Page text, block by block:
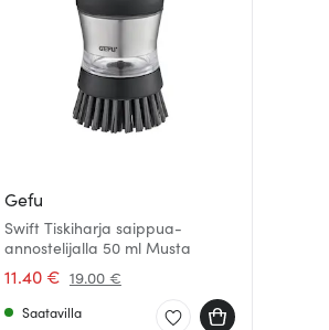
Gefu
Swift Tiskiharja saippua-
annostelijalla 50 ml Musta
11.40 € 19.00 €
Saatavilla